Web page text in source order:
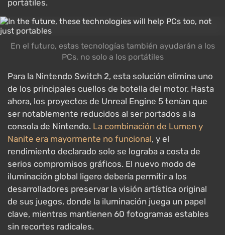
portátiles.
En el futuro, estas tecnologías también ayudarán a los
PCs, no solo a los portátiles
Para la Nintendo Switch 2, esta solución elimina uno
de los principales cuellos de botella del motor. Hasta
ahora, los proyectos de Unreal Engine 5 tenían que
ser notablemente reducidos al ser portados a la
consola de Nintendo. La combinación de Lumen y
Nanite era mayormente no funcional, y el
rendimiento declarado solo se lograba a costa de
serios compromisos gráficos. El nuevo modo de
iluminación global ligero debería permitir a los
desarrolladores preservar la visión artística original
de sus juegos, donde la iluminación juega un papel
clave, mientras mantienen 60 fotogramas estables
sin recortes radicales.